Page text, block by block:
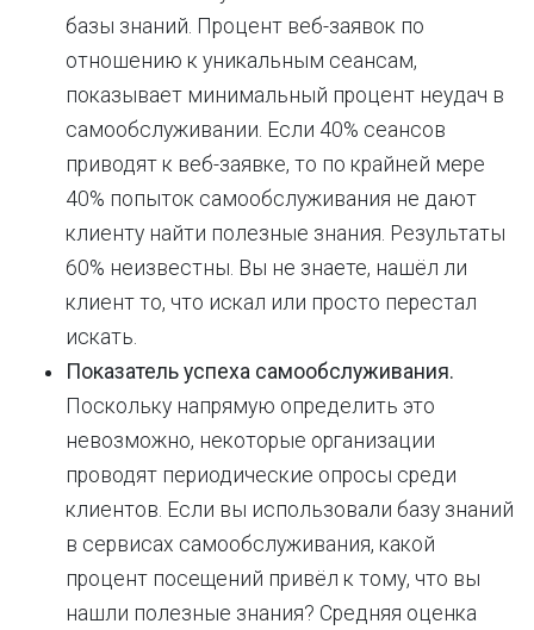
базы знаний. Процент веб-заявок по
отношению к уникальным сеансам,
показывает минимальный процент неудач в
самообслуживании. Если 40% сеансов
приводят к веб-заявке, то по крайней мере
40% попыток самообслуживания не дают
клиенту найти полезные знания. Результаты
60% неизвестны. Вы не знаете, нашёл ли
клиент то, что искал или просто перестал
искать.
Показатель успеха самообслуживания.
Поскольку напрямую определить это
невозможно, некоторые организации
проводят периодические опросы среди
клиентов. Если вы использовали базу знаний
в сервисах самообслуживания, какой
процент посещений привёл к тому, что вы
нашли полезные знания? Средняя оценка